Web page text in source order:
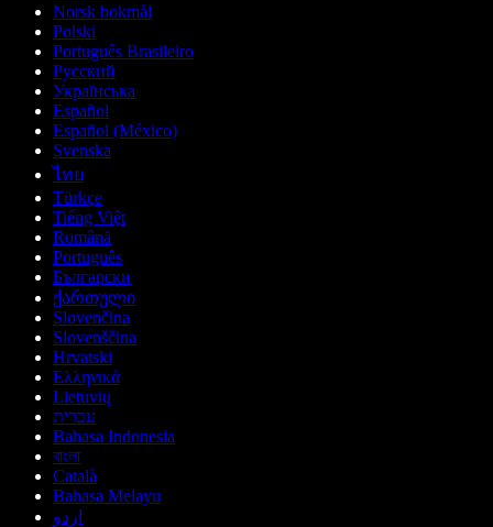
Norsk bokmål
Polski
Português Brasileiro
Русский
Українська
Español
Español (México)
Svenska
ไทย
Türkçe
Tiếng Việt
Română
Português
Български
ქართული
Slovenčina
Slovenščina
Hrvatski
Ελληνικά
Lietuvių
עברית
Bahasa Indonesia
বাংলা
Català
Bahasa Melayu
اردو